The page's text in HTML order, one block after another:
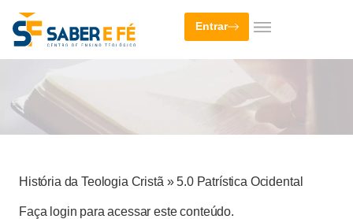
Entrar
História da Teologia Cristã » 5.0 Patrística Ocidental
Faça login para acessar este conteúdo.